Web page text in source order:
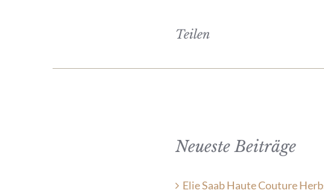
Teilen
Neueste Beiträge
Elie Saab Haute Couture